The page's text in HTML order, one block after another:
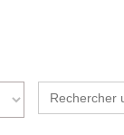
Search
for: